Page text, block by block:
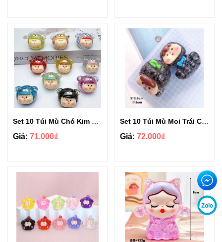
Set 10 Túi Mù Chó Kim Tuyến
Giá: 71.000₫
Set 10 Túi Mù Moi Trái Cây Kim Tuyến
Giá: 72.000₫